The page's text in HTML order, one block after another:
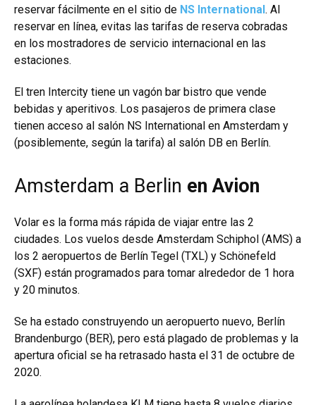
reservar fácilmente en el sitio de NS International. Al
reservar en línea, evitas las tarifas de reserva cobradas
en los mostradores de servicio internacional en las
estaciones.
El tren Intercity tiene un vagón bar bistro que vende
bebidas y aperitivos. Los pasajeros de primera clase
tienen acceso al salón NS International en Amsterdam y
(posiblemente, según la tarifa) al salón DB en Berlín.
Amsterdam a Berlin en Avion
Volar es la forma más rápida de viajar entre las 2
ciudades. Los vuelos desde Amsterdam Schiphol (AMS) a
los 2 aeropuertos de Berlín Tegel (TXL) y Schönefeld
(SXF) están programados para tomar alrededor de 1 hora
y 20 minutos.
Se ha estado construyendo un aeropuerto nuevo, Berlín
Brandenburgo (BER), pero está plagado de problemas y la
apertura oficial se ha retrasado hasta el 31 de octubre de
2020.